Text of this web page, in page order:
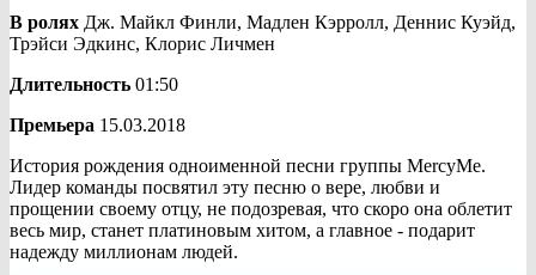
В ролях Дж. Майкл Финли, Мадлен Кэрролл, Деннис Куэйд,
Трэйси Эдкинс, Клорис Личмен
Длительность 01:50
Премьера 15.03.2018
История рождения одноименной песни группы MercyMe.
Лидер команды посвятил эту песню о вере, любви и
прощении своему отцу, не подозревая, что скоро она облетит
весь мир, станет платиновым хитом, а главное - подарит
надежду миллионам людей.